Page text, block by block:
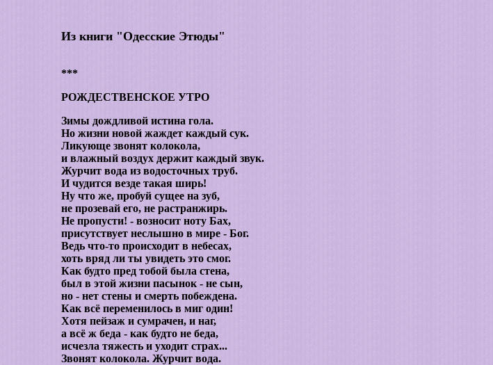
Из книги "Одесские Этюды"
***
РОЖДЕСТВЕНСКОЕ УТРО
Зимы дождливой истина гола.
Но жизни новой жаждет каждый сук.
Ликующе звонят колокола,
и влажный воздух держит каждый звук.
Журчит вода из водосточных труб.
И чудится везде такая ширь!
Ну что же, пробуй сущее на зуб,
не прозевай его, не растранжирь.
Не пропусти! - возносит ноту Бах,
присутствует неслышно в мире - Бог.
Ведь что-то происходит в небесах,
хоть вряд ли ты увидеть это смог.
Как будто пред тобой была стена,
был в этой жизни пасынок - не сын,
но - нет стены и смерть побеждена.
Как всё переменилось в миг один!
Хотя пейзаж и сумрачен, и наг,
а всё ж беда - как будто не беда,
исчезла тяжесть и уходит страх...
Звонят колокола. Журчит вода.